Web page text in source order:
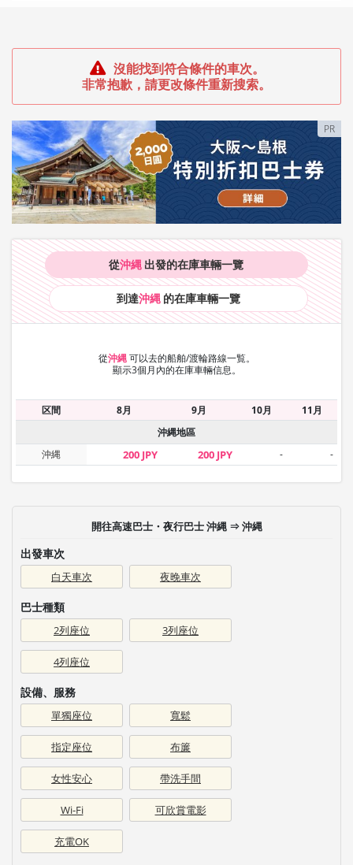
沒能找到符合條件的車次。
非常抱歉，請更改條件重新搜索。
PR
從沖縄 出發的在庫車輛一覽
到達沖縄 的在庫車輛一覽
從沖縄 可以去的船舶/渡輪路線一覧。
顯示3個月內的在庫車輛信息。
区間 8月 9月 10月
11月
沖縄地區
沖縄
200 JPY 200 JPY - -
開往高速巴士・夜行巴士 沖縄 ⇒ 沖縄
出發車次
白天車次 夜晚車次
巴士種類
2列座位 3列座位
4列座位
設備、服務
單獨座位 寬鬆
指定座位 布簾
女性安心 帶洗手間
Wi-Fi 可欣賞電影
充電OK